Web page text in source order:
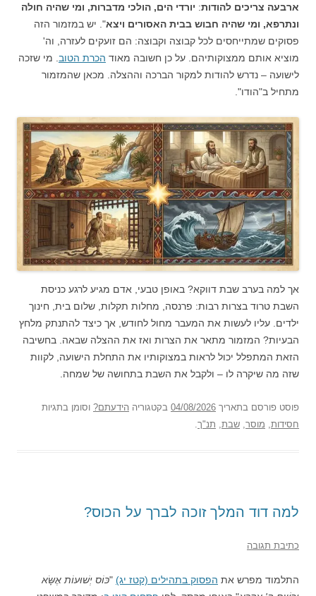
ארבעה צריכים להודות: יורדי הים, הולכי מדברות, ומי שהיה חולה
ונתרפא, ומי שהיה חבוש בבית האסורים ויצא". יש במזמור הזה
פסוקים שמתייחסים לכל קבוצה וקבוצה: הם זועקים לעזרה, וה'
מוציא אותם ממצוקותיהם. על כן חשובה מאוד הכרת הטוב . מי שזכה
לישועה – נדרש להודות למקור הברכה וההצלה. מכאן שהמזמור
מתחיל ב"הודו".
אך למה בערב שבת דווקא? באופן טבעי, אדם מגיע לרגע כניסת
השבת טרוד בצרות רבות: פרנסה, מחלות תקלות, שלום בית, חינוך
ילדים. עליו לעשות את המעבר מחול לחודש, אך כיצד להתנתק מלחץ
הבעיות? המזמור מתאר את הצרות ואז את ההצלה שבאה. בחשיבה
הזאת המתפלל יכול לראות במצוקותיו את התחלת הישועה, לקוות
שזה מה שיקרה לו – ולקבל את השבת בתחושה של שמחה.
פוסט פורסם בתאריך 04/08/2026 בקטגוריה הידעתם? וסומן בתגיות
חסידות מוסר שבת תנ"ך
למה דוד המלך זוכה לברך על הכוס?
כתיבת תגובה
התלמוד מפרש את הפסוק בתהילים (קטז יג) "כּוֹס יְשׁוּעוֹת אֶשָּׂא